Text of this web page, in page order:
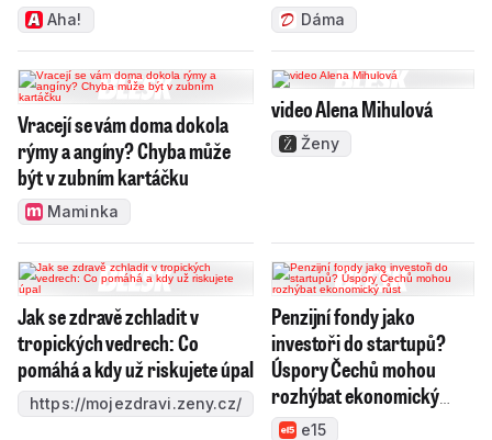
Aha! Dáma
Vracejí se vám doma dokola
rýmy a angíny? Chyba může
být v zubním kartáčku
Maminka
video Alena Mihulová
Ženy
Jak se zdravě zchladit v
tropických vedrech: Co
pomáhá a kdy už riskujete úpal
https://mojezdravi.zeny.cz/
Penzijní fondy jako
investoři do startupů?
Úspory Čechů mohou
rozhýbat ekonomický
růste15